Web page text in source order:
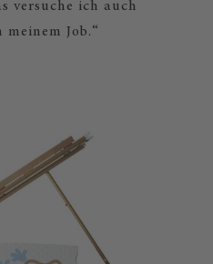
versuche ich auch
meinem Job.“